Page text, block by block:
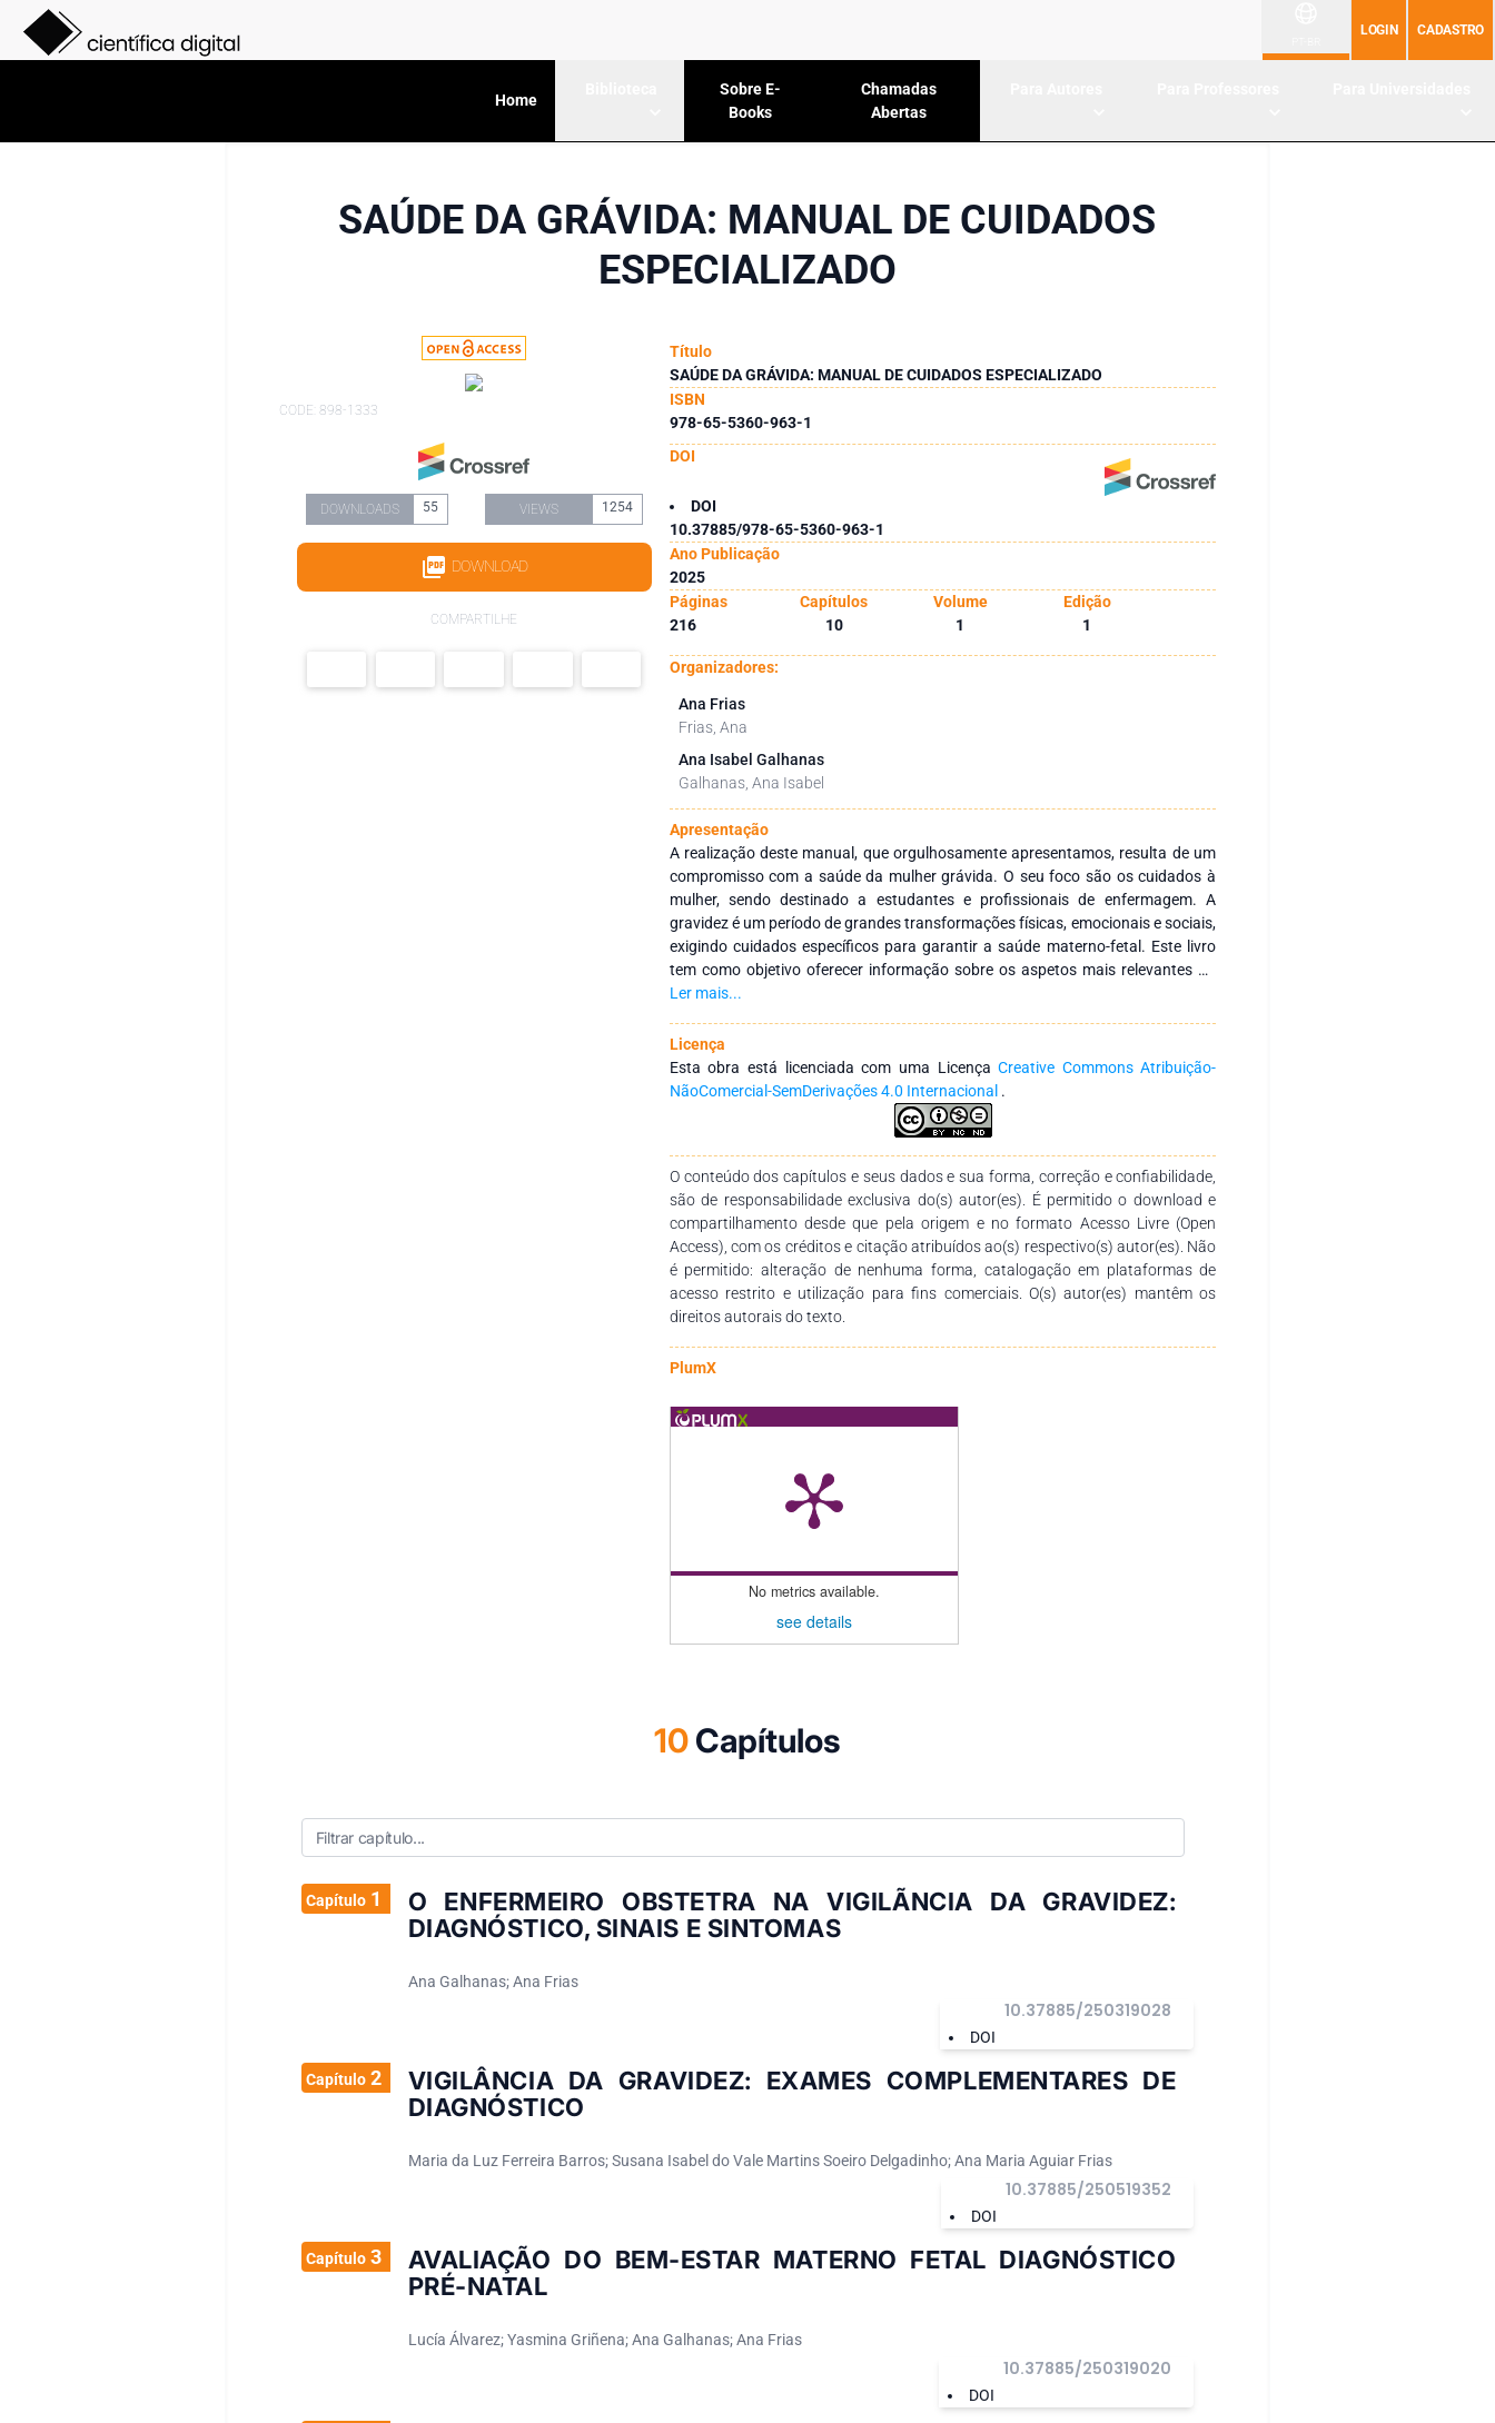
LOGIN CADASTRO
Home
Sobre E-
Books
Chamadas
Abertas
SAÚDE DA GRÁVIDA: MANUAL DE CUIDADOS
ESPECIALIZADO
CODE: 898-1333
DOWNLOADS 55 VIEWS 1254
DOWNLOAD
COMPARTILHE
Título
SAÚDE DA GRÁVIDA: MANUAL DE CUIDADOS ESPECIALIZADO
ISBN
978-65-5360-963-1
DOI
DOI
10.37885/978-65-5360-963-1
Ano Publicação
2025
Páginas
Capítulos Volume
Edição
216
10 1 1
Organizadores:
Ana Frias
Frias, Ana
Ana Isabel Galhanas
Galhanas, Ana Isabel
Apresentação
A realização deste manual, que orgulhosamente apresentamos, resulta de um
compromisso com a saúde da mulher grávida. O seu foco são os cuidados à
mulher, sendo destinado a estudantes e profissionais de enfermagem. A
gravidez é um período de grandes transformações físicas, emocionais e sociais,
exigindo cuidados específicos para garantir a saúde materno-fetal. Este livro
tem como objetivo oferecer informação sobre os aspetos mais relevantes da
gravidez, desde o diagnóstico, ao seu desenvolvimento, sendo abordado os
estratégica para fornecer um conhecimento científico atualizado, permitindo
compreender a complexidade da gravidez e os cuidados necessários para uma
experiência mais positiva. O manual é cons¬tituído por dez temas principais,
destacando a avaliação diagnóstica da gravidez, o bem-estar materno-fetal, as
necessidades na gravidez, a educação para a saúde e os comportamentos de
risco. A obra destaca também a importância do fator emocional durante este
período. Com linguagem acessível e uma abordagem de carater prático, este
manual é um recurso fundamental para a capacitação dos profissionais de
enfermagem propor¬cionarem cuidados de qualidade durante a gravidez.
Espera-se que este manual seja mais um contributo para a valorização do
ensino e apren¬dizagem na área da saúde, mais especificamente na área da
Enfermagem de Saúde Materna e Obstétrica.
Ler mais...
Licença
Esta obra está licenciada com uma LicençaCreative Commons Atribuição-
NãoComercial-SemDerivações 4.0 Internacional .
O conteúdo dos capítulos e seus dados e sua forma, correção e confiabilidade,
são de responsabilidade exclusiva do(s) autor(es). É permitido o download e
compartilhamento desde que pela origem e no formato Acesso Livre (Open
Access), com os créditos e citação atribuídos ao(s) respectivo(s) autor(es). Não
é permitido: alteração de nenhuma forma, catalogação em plataformas de
acesso restrito e utilização para fins comerciais. O(s) autor(es) mantêm os
direitos autorais do texto.
PlumX
No metrics available.
see details
10Capítulos
Capítulo1
O ENFERMEIRO OBSTETRA NA VIGILÃNCIA DA GRAVIDEZ:
DIAGNÓSTICO, SINAIS E SINTOMAS
Ana Galhanas; Ana Frias
DOI
10.37885/250319028
Capítulo2
VIGILÂNCIA DA GRAVIDEZ: EXAMES COMPLEMENTARES DE
DIAGNÓSTICO
Maria da Luz Ferreira Barros; Susana Isabel do Vale Martins Soeiro Delgadinho; Ana Maria Aguiar Frias
DOI
10.37885/250519352
Capítulo3
AVALIAÇÃO DO BEM-ESTAR MATERNO FETAL DIAGNÓSTICO
PRÉ-NATAL
Lucía Álvarez; Yasmina Griñena; Ana Galhanas; Ana Frias
DOI
10.37885/250319020